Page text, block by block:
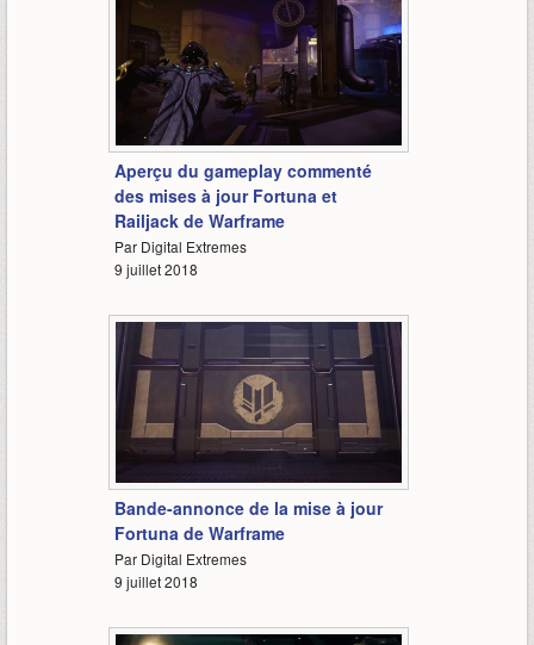
Aperçu du gameplay commenté
des mises à jour Fortuna et
Railjack de Warframe
Par Digital Extremes
9 juillet 2018
Bande-annonce de la mise à jour
Fortuna de Warframe
Par Digital Extremes
9 juillet 2018